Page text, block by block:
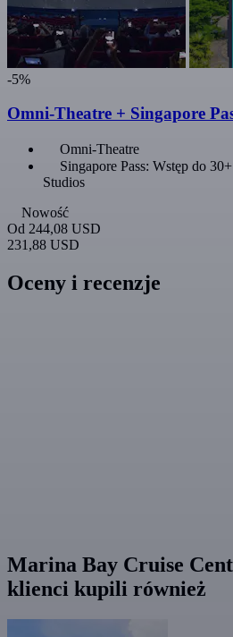
-5%
Omni-Theatre + Singapore
Omni-Theatre
Singapore Pass: Wstęp do
Studios
Nowość
Od 244,08 USD
231,88 USD
Oceny i recenzje
Marina Bay Cruise
klienci kupili również